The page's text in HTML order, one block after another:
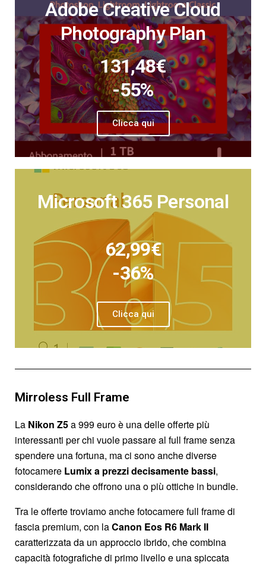
Adobe Creative Cloud
Photography Plan
131,48€
-55%
Clicca qui
Microsoft 365 Personal
62,99€
-36%
Clicca qui
Mirroless Full Frame
La Nikon Z5a 999 euro è una delle offerte più
interessanti per chi vuole passare al full frame senza
spendere una fortuna, ma ci sono anche diverse
fotocamere Lumix a prezzi decisamente bassi,
considerando che offrono una o più ottiche in bundle.
Tra le offerte troviamo anche fotocamere full frame di
fascia premium, con laCanon Eos R6 Mark II
caratterizzata da un approccio ibrido, che combina
capacità fotografiche di primo livello e una spiccata